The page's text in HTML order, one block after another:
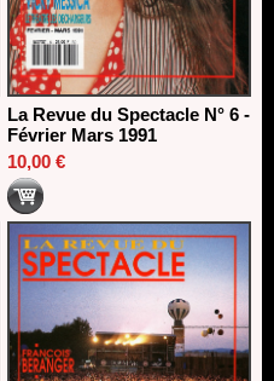
La Revue du Spectacle N° 6 -
Février Mars 1991
10,00 €